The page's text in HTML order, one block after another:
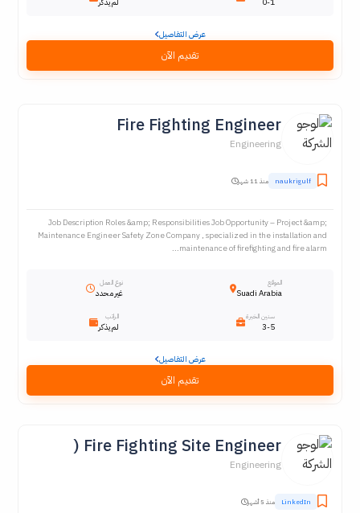
عرض التفاصيل
تقديم الآن
Fire Fighting Engineer
Engineering
naukrigulf منذ 11 شهر
Job Description Roles &amp; Responsibilities Job Opportunity – Project &amp;
Maintenance Engineer Safety Zone Company , specialized in the installation and
maintenance of firefighting and fire alarm...
الموقع
Suadi Arabia
نوع العمل
غير محدد
سنين الخبرة
3-5
الراتب
لم يذكر
عرض التفاصيل
تقديم الآن
Fire Fighting Site Engineer (
Engineering
LinkedIn منذ 5 أشهر